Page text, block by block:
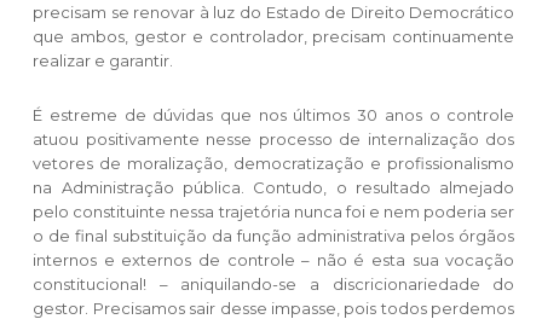
precisam se renovar à luz do Estado de Direito Democrático
que ambos, gestor e controlador, precisam continuamente
realizar e garantir.
É estreme de dúvidas que nos últimos 30 anos o controle
atuou positivamente nesse processo de internalização dos
vetores de moralização, democratização e profissionalismo
na Administração pública. Contudo, o resultado almejado
pelo constituinte nessa trajetória nunca foi e nem poderia ser
o de final substituição da função administrativa pelos órgãos
internos e externos de controle – não é esta sua vocação
constitucional! – aniquilando-se a discricionariedade do
gestor. Precisamos sair desse impasse, pois todos perdemos